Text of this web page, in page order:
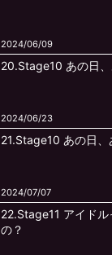
2024/06/09
20.Stage10 あの日、
2024/06/23
21.Stage10 あの日、
2024/07/07
22.Stage11 アイド
の？